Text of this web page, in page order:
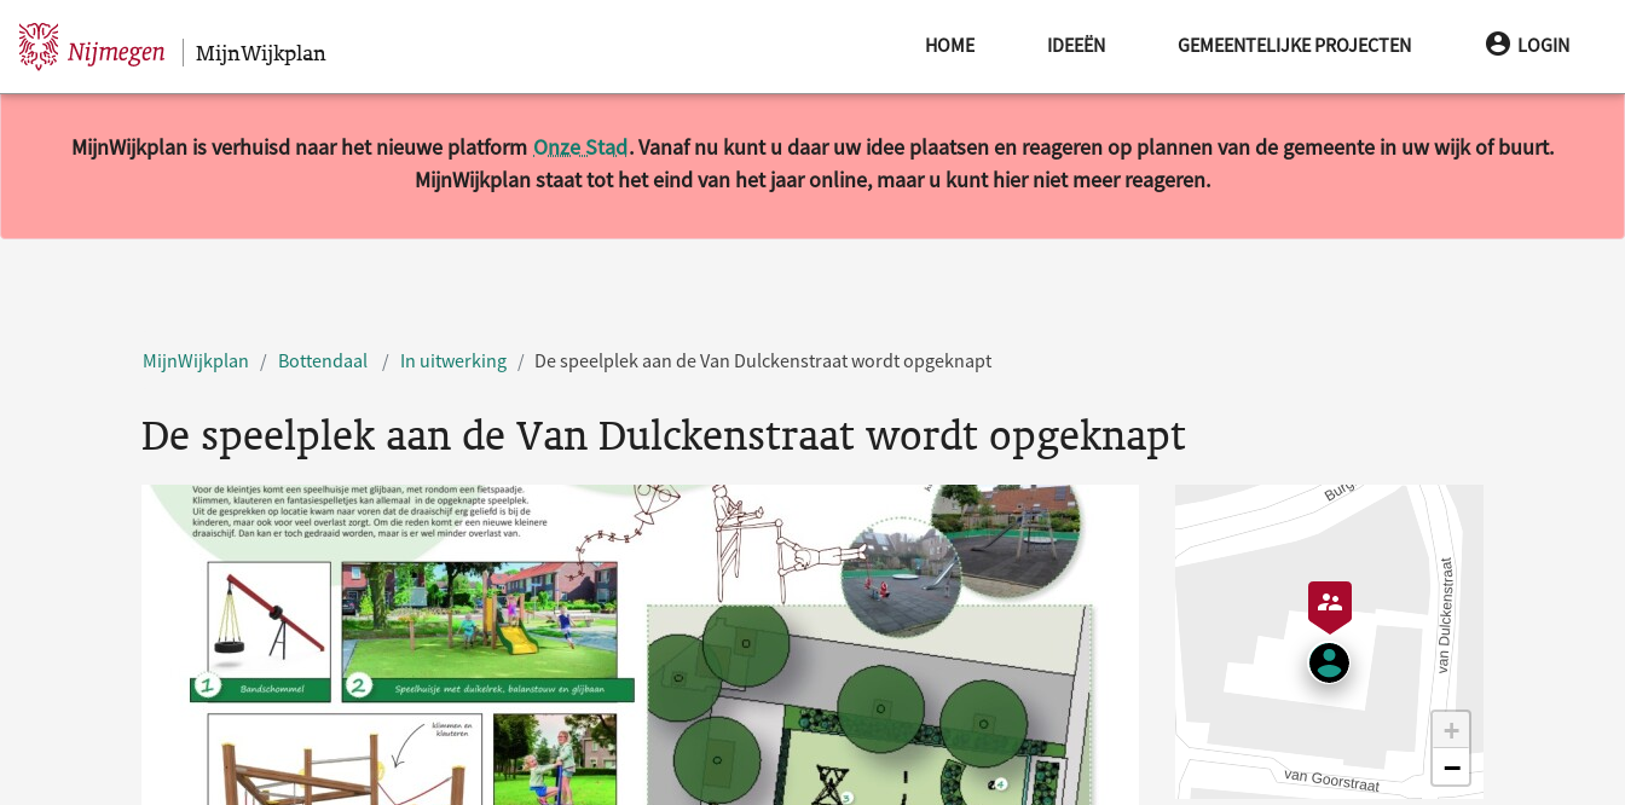
Sla navigatie over MijnWijkplan HOME IDEEËN GEMEENTELIJKE PROJECTEN LOGIN
MijnWijkplan is verhuisd naar het nieuwe platform Onze Stad. Vanaf nu kunt u daar uw idee plaatsen en reageren op plannen van de gemeente in uw wijk of buurt.
MijnWijkplan staat tot het eind van het jaar online, maar u kunt hier niet meer reageren.
MijnWijkplan Bottendaal In uitwerking De speelplek aan de Van Dulckenstraat wordt opgeknapt
De speelplek aan de Van Dulckenstraat wordt opgeknapt
+
−